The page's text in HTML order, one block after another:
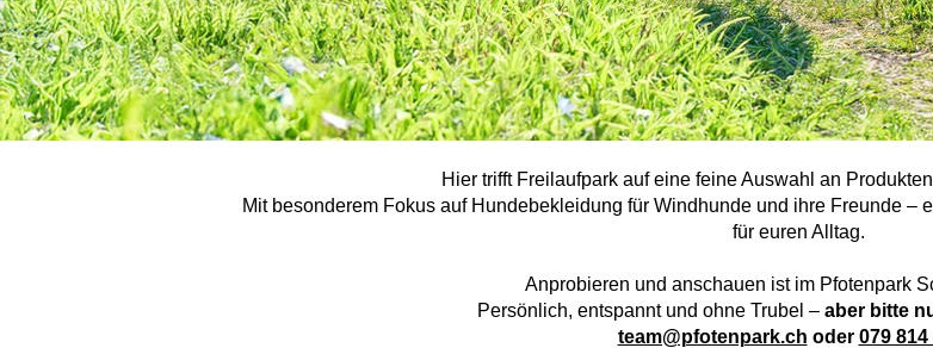
Hier trifft Freilaufpark auf eine feine Auswahl an
Mit besonderem Fokus auf Hundebekleidung für Windhunde und ihre Freunde –
für euren Alltag.
Anprobieren und anschauen ist im Pfotenpark
Persönlich, entspannt und ohne Trubel – aber bitte
team@pfotenpark.ch oder 079 814